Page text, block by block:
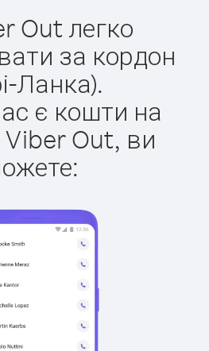
Out легко
за кордон
Ланка).
є кошти на
Viber Out, ви